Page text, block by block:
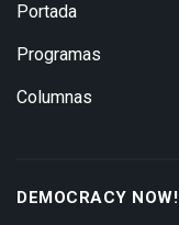
Portada
Programas
Columnas
DEMOCRACY NOW!